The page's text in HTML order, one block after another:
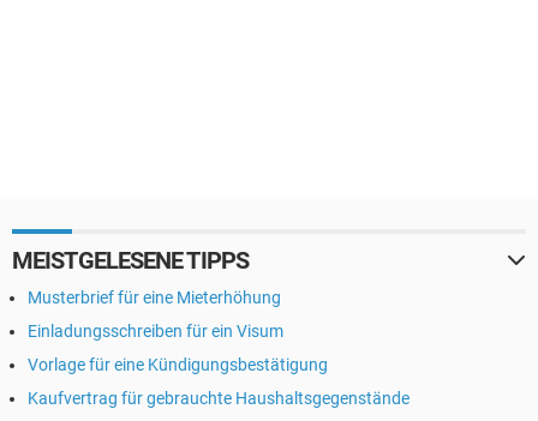
MEISTGELESENE TIPPS
Musterbrief für eine Mieterhöhung
Einladungsschreiben für ein Visum
Vorlage für eine Kündigungsbestätigung
Kaufvertrag für gebrauchte Haushaltsgegenstände